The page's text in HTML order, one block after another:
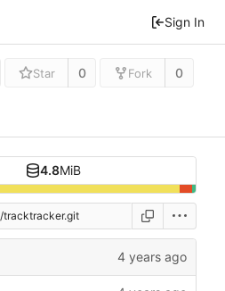
Sign In
Star 0 Fork 0
4.8MiB